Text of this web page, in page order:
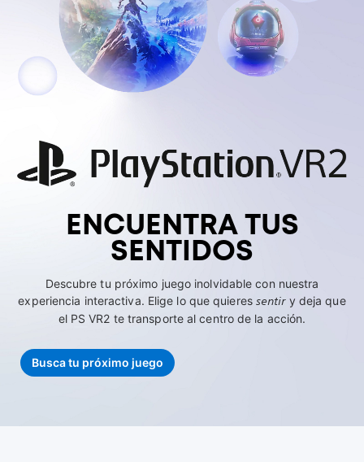
ENCUENTRA TUS
SENTIDOS
Descubre tu próximo juego inolvidable con nuestra
experiencia interactiva. Elige lo que quieres sentiry deja que
el PS VR2 te transporte al centro de la acción.
Busca tu próximo juego